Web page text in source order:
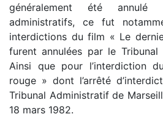
généralement été
administratifs, ce fut
interdictions du film « Le
furent annulées par le Tribunal
Ainsi que pour l’interdiction
rouge » dont l’arrêté
Tribunal Administratif de
18 mars 1982.